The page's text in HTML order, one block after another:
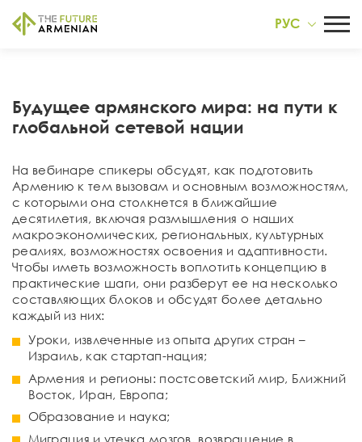
РУС
Будущее армянского мира: на пути к
глобальной сетевой нации
На вебинаре спикеры обсудят, как подготовить
Армению к тем вызовам и основным возможностям,
с которыми она столкнется в ближайшие
десятилетия, включая размышления о наших
макроэкономических, региональных, культурных
реалиях, возможностях освоения и адаптивности.
Чтобы иметь возможность воплотить концепцию в
практические шаги, они разберут ее на несколько
составляющих блоков и обсудят более детально
каждый из них:
Уроки, извлеченные из опыта других стран –
Израиль, как стартап-нация;
Армения и регионы: постсоветский мир, Ближний
Восток, Иран, Европа;
Образование и наука;
Миграция и утечка мозгов, возвращение в